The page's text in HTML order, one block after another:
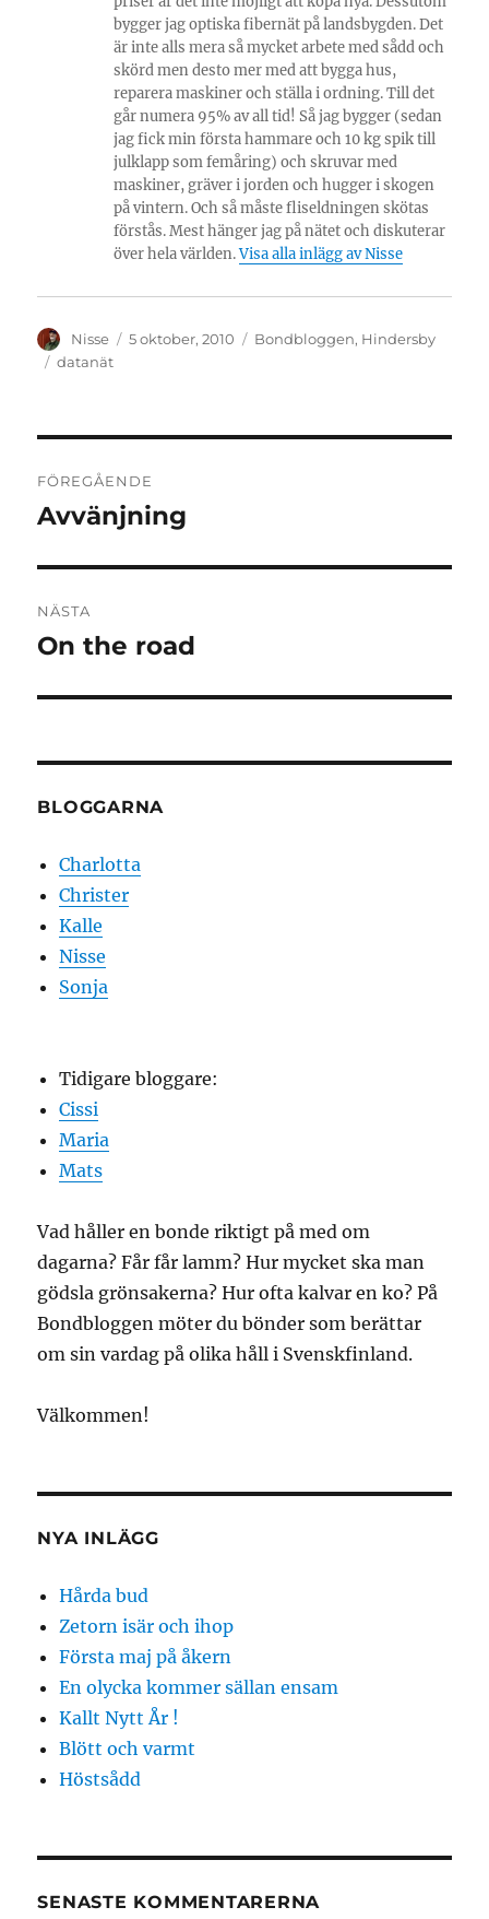
bygger jag optiska fibernät på landsbygden. Det
är inte alls mera så mycket arbete med sådd och
skörd men desto mer med att bygga hus,
reparera maskiner och ställa i ordning. Till det
går numera 95% av all tid! Så jag bygger (sedan
jag fick min första hammare och 10 kg spik till
julklapp som femåring) och skruvar med
maskiner, gräver i jorden och hugger i skogen
på vintern. Och så måste fliseldningen skötas
förstås. Mest hänger jag på nätet och diskuterar
över hela världen.Visa alla inlägg av Nisse
Författare
Nisse
Publicerat
5 oktober, 2010 Kategorier
Bondbloggen, Hindersby
Etiketter
datanät
FÖREGÅENDE
Föregående
Avvänjning
NÄSTA
Nästa
On the road
BLOGGARNA
Charlotta
Christer
Kalle
Nisse
Sonja
Tidigare bloggare:
Cissi
Maria
Mats
Vad håller en bonde riktigt på med om
dagarna? Får får lamm? Hur mycket ska man
gödsla grönsakerna? Hur ofta kalvar en ko? På
Bondbloggen möter du bönder som berättar
om sin vardag på olika håll i Svenskfinland.
Välkommen!
NYA INLÄGG
Hårda bud
Zetorn isär och ihop
Första maj på åkern
En olycka kommer sällan ensam
Kallt Nytt År !
Blött och varmt
Höstsådd
SENASTE KOMMENTARERNA